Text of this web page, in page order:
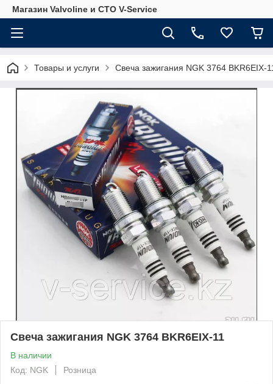
Магазин Valvoline и СТО V-Service
Товары и услуги Свеча зажигания NGK 3764 BKR6EIX-
Свеча зажигания NGK 3764 BKR6EIX-11
В наличии
Код: NGK
Розница